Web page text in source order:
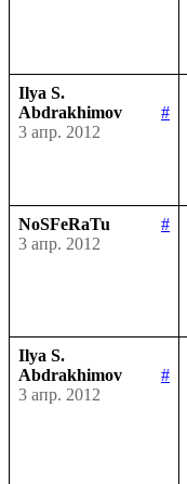
Ilya S.
Abdrakhimov
#
3 апр. 2012
NoSFeRaTu
#
3 апр. 2012
Ilya S.
Abdrakhimov
#
3 апр. 2012